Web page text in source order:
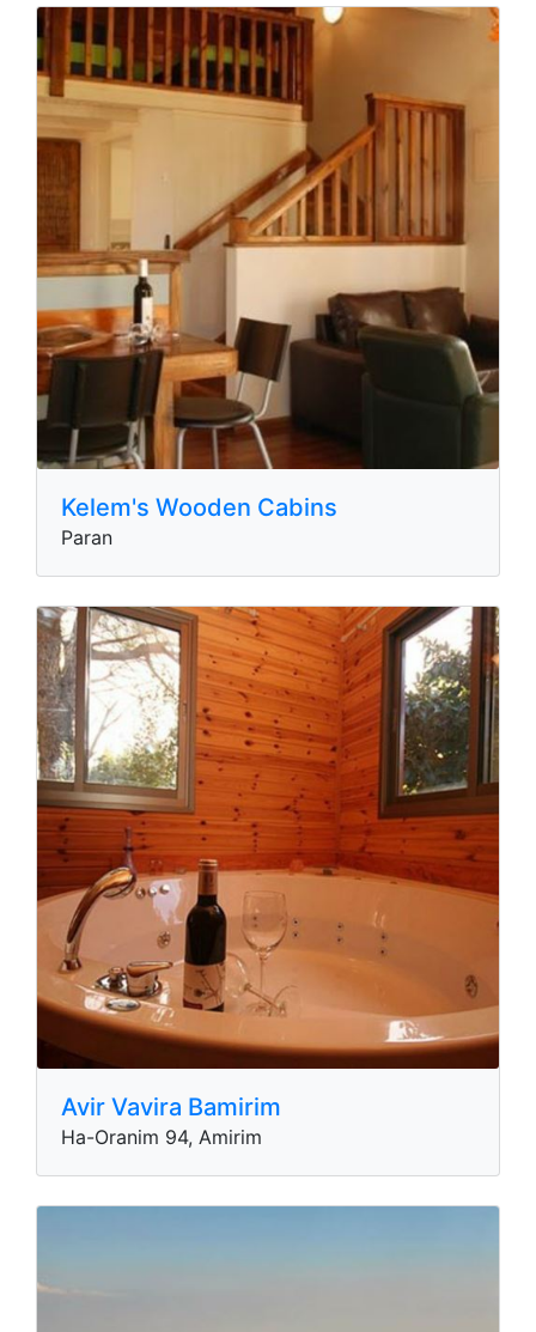
Kelem's Wooden Cabins
Paran
Avir Vavira Bamirim
Ha-Oranim 94, Amirim